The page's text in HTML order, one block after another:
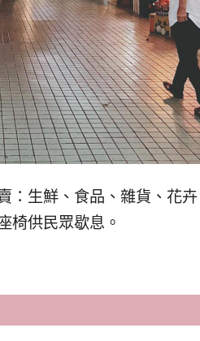
：生鮮、食品、雜貨、花卉
椅供民眾歇息。